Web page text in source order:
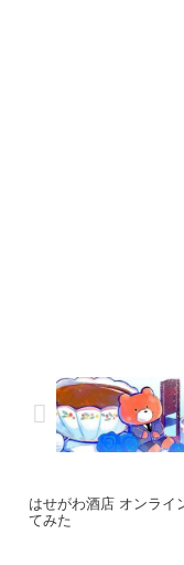
はせがわ酒店 オンライ
てみた